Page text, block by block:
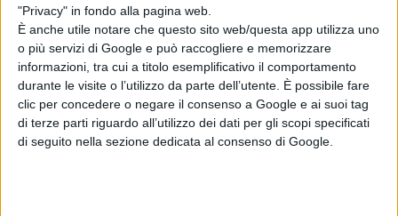
"Privacy" in fondo alla pagina web.
È anche utile notare che questo sito web/questa app utilizza uno
o più servizi di Google e può raccogliere e memorizzare
informazioni, tra cui a titolo esemplificativo il comportamento
durante le visite o l’utilizzo da parte dell’utente. È possibile fare
clic per concedere o negare il consenso a Google e ai suoi tag
di terze parti riguardo all’utilizzo dei dati per gli scopi specificati
di seguito nella sezione dedicata al consenso di Google.
Dragon 3, il finale
di Rhaenyra tra
Tumbleton e
profezie: parla
Emma D’Arcy
Robin Hood – Il